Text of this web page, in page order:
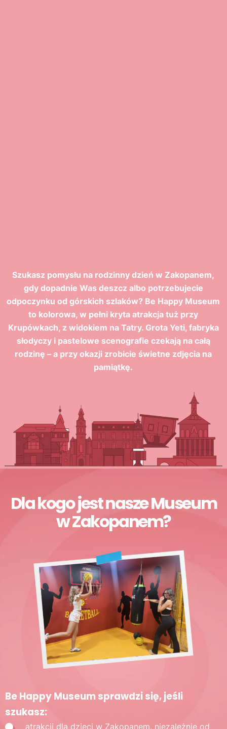
Szukasz pomysłu na rodzinny dzień w Zakopanem,
gdy dopadnie Was deszcz albo potrzebujecie
odpoczynku od górskich szlaków? Be Happy Museum
to kolorowa, w pełni kryta atrakcja tuż przy
Krupówkach, z widokiem na Tatry. Grota Yeti, fabryka
słodyczy i pastelowe scenografie czekają na całą
rodzinę – a przy okazji zrobicie świetne zdjęcia na
pamiątkę.
Dla kogo jest nasze Museum
w Zakopanem?
Be Happy Museum sprawdzi się, jeśli
szukasz:
atrakcji dla dzieci w Zakopanem, niezależnie od